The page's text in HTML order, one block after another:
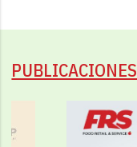
PUBLICACIONES